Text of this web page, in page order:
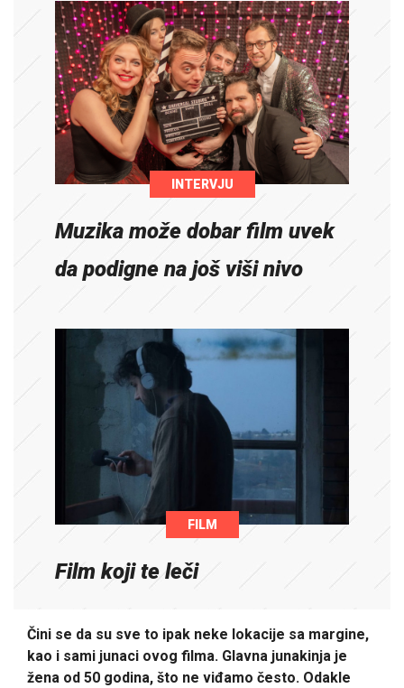
INTERVJU
Muzika može dobar film uvek
da podigne na još viši nivo
FILM
Film koji te leči
Čini se da su sve to ipak neke lokacije sa margine,
kao i sami junaci ovog filma. Glavna junakinja je
žena od 50 godina, što ne viđamo često. Odakle